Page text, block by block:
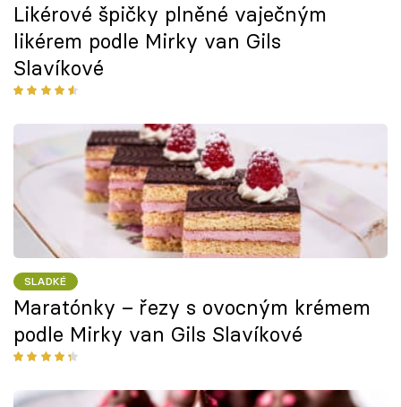
Likérové špičky plněné vaječným
likérem podle Mirky van Gils
Slavíkové
SLADKÉ
Maratónky – řezy s ovocným krémem
podle Mirky van Gils Slavíkové